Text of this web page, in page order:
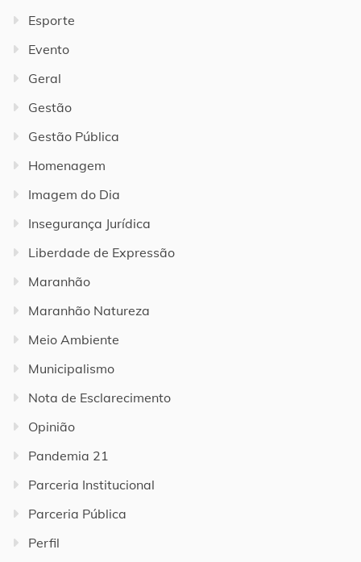
Esporte
Evento
Geral
Gestão
Gestão Pública
Homenagem
Imagem do Dia
Insegurança Jurídica
Liberdade de Expressão
Maranhão
Maranhão Natureza
Meio Ambiente
Municipalismo
Nota de Esclarecimento
Opinião
Pandemia 21
Parceria Institucional
Parceria Pública
Perfil